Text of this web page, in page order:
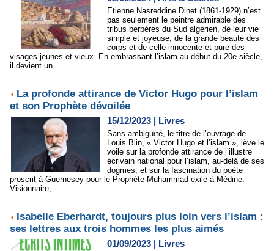
Etienne Nasreddine Dinet (1861-1929) n’est
pas seulement le peintre admirable des
tribus berbères du Sud algérien, de leur vie
simple et joyeuse, de la grande beauté des
corps et de celle innocente et pure des
visages jeunes et vieux. En embrassant l’islam au début du 20e siècle,
il devient un...
La profonde attirance de Victor Hugo pour l’islam
et son Prophète dévoilée
15/12/2023 | Livres
Sans ambiguïté, le titre de l’ouvrage de
Louis Blin, « Victor Hugo et l’islam », lève le
voile sur la profonde attirance de l’illustre
écrivain national pour l’islam, au-delà de ses
dogmes, et sur la fascination du poète
proscrit à Guernesey pour le Prophète Muhammad exilé à Médine.
Visionnaire,...
Isabelle Eberhardt, toujours plus loin vers l’islam :
ses lettres aux trois hommes les plus aimés
01/09/2023 | Livres